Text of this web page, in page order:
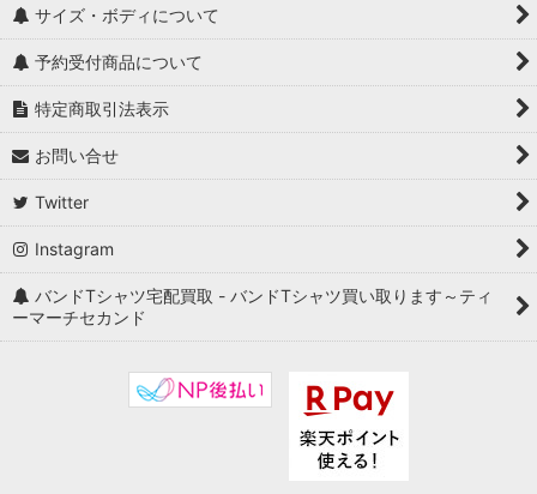
サイズ・ボディについて
予約受付商品について
特定商取引法表示
お問い合せ
Twitter
Instagram
バンドTシャツ宅配買取 - バンドTシャツ買い取ります～ティ
ーマーチセカンド